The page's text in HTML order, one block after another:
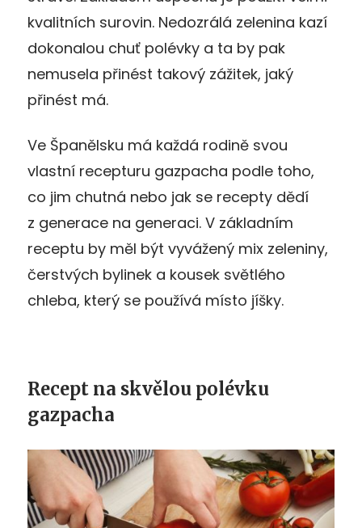
kvalitních surovin. Nedozrálá zelenina kazí
dokonalou chuť polévky a ta by pak
nemusela přinést takový zážitek, jaký
přinést má.
Ve Španělsku má každá rodině svou
vlastní recepturu gazpacha podle toho,
co jim chutná nebo jak se recepty dědí
z generace na generaci. V základním
receptu by měl být vyvážený mix zeleniny,
čerstvých bylinek a kousek světlého
chleba, který se používá místo jíšky.
Recept na skvělou polévku
gazpacha